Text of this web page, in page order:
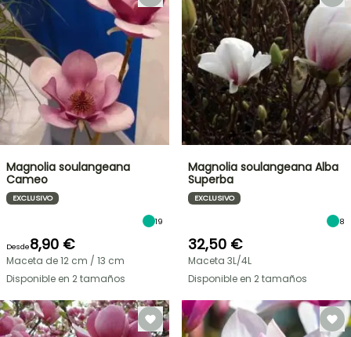
Magnolia soulangeana
Cameo
EXCLUSIVO
19
Desde8,90 €
Maceta de 12 cm / 13 cm
Disponible en 2 tamaños
Magnolia soulangeana Alba
Superba
EXCLUSIVO
8
32,50 €
Maceta 3L/4L
Disponible en 2 tamaños